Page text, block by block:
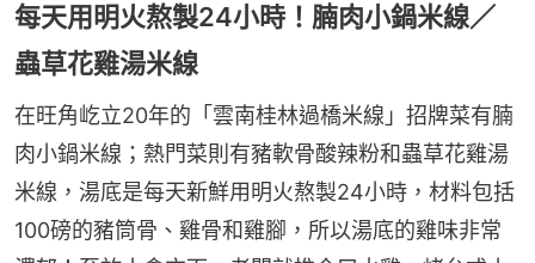
每天用明火熬製24小時！腩肉小鍋米線／
蟲草花雞湯米線
在旺角屹立20年的「雲南桂林過橋米線」招牌菜有腩
肉小鍋米線；熱門菜則有豬軟骨酸辣粉和蟲草花雞湯
米線，湯底是每天新鮮用明火熬製24小時，材料包括
100磅的豬筒骨、雞骨和雞腳，所以湯底的雞味非常